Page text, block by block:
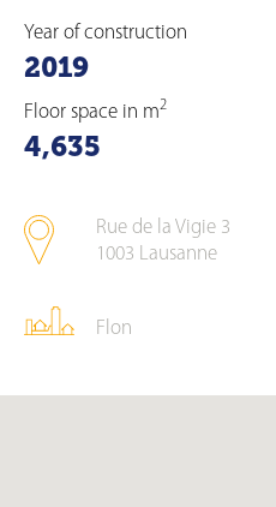
Year of construction
2019
Floor space in m2
4,635
Rue de la Vigie 3
1003 Lausanne
Flon